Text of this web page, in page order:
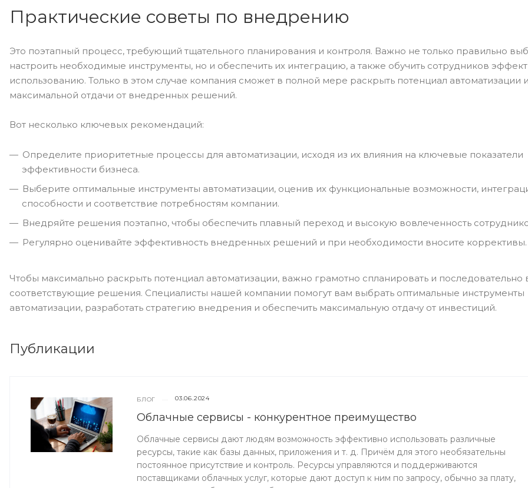
Практические советы по внедрению
Это поэтапный процесс, требующий тщательного планирования и контроля. Важно не только правильно
настроить необходимые инструменты, но и обеспечить их интеграцию, а также обучить сотрудников
использованию. Только в этом случае компания сможет в полной мере раскрыть потенциал автоматизации
максимальной отдачи от внедренных решений.
Вот несколько ключевых рекомендаций:
Определите приоритетные процессы для автоматизации, исходя из их влияния на ключевые показатели
эффективности бизнеса.
Выберите оптимальные инструменты автоматизации, оценив их функциональные возможности,
способности и соответствие потребностям компании.
Внедряйте решения поэтапно, чтобы обеспечить плавный переход и высокую вовлеченность
Регулярно оценивайте эффективность внедренных решений и при необходимости вносите коррективы.
Чтобы максимально раскрыть потенциал автоматизации, важно грамотно спланировать и последовательно
соответствующие решения. Специалисты нашей компании помогут вам выбрать оптимальные инструменты
автоматизации, разработать стратегию внедрения и обеспечить максимальную отдачу от инвестиций.
Публикации
БЛОГ 03.06.2024
Облачные сервисы - конкурентное преимущество
Облачные сервисы дают людям возможность эффективно использовать различные
ресурсы, такие как базы данных, приложения и т. д. Причём для этого необязательны
постоянное присутствие и контроль. Ресурсы управляются и поддерживаются
поставщиками облачных услуг, которые дают доступ к ним по запросу, обычно за плату,